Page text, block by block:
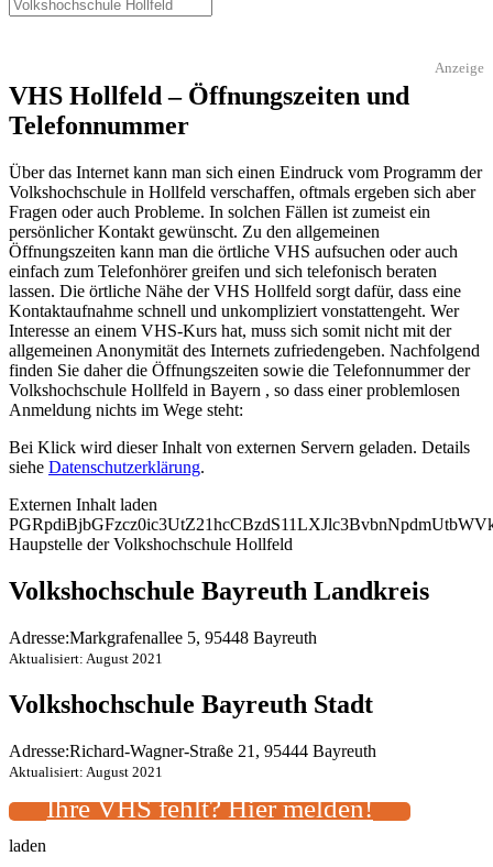
Anzeige
VHS Hollfeld – Öffnungszeiten und
Telefonnummer
Über das Internet kann man sich einen Eindruck vom Programm der
Volkshochschule in Hollfeld verschaffen, oftmals ergeben sich aber
Fragen oder auch Probleme. In solchen Fällen ist zumeist ein
persönlicher Kontakt gewünscht. Zu den allgemeinen
Öffnungszeiten kann man die örtliche VHS aufsuchen oder auch
einfach zum Telefonhörer greifen und sich telefonisch beraten
lassen. Die örtliche Nähe der VHS Hollfeld sorgt dafür, dass eine
Kontaktaufnahme schnell und unkompliziert vonstattengeht. Wer
Interesse an einem VHS-Kurs hat, muss sich somit nicht mit der
allgemeinen Anonymität des Internets zufriedengeben. Nachfolgend
finden Sie daher die Öffnungszeiten sowie die Telefonnummer der
Volkshochschule Hollfeld in Bayern , so dass einer problemlosen
Anmeldung nichts im Wege steht:
Bei Klick wird dieser Inhalt von externen Servern geladen. Details
siehe Datenschutzerklärung.
Externen Inhalt laden
Haupstelle der Volkshochschule Hollfeld
Volkshochschule Bayreuth Landkreis
Adresse:Markgrafenallee 5, 95448 Bayreuth
Aktualisiert: August 2021
Volkshochschule Bayreuth Stadt
Adresse:Richard-Wagner-Straße 21, 95444 Bayreuth
Aktualisiert: August 2021
Ihre VHS fehlt? Hier melden!
laden